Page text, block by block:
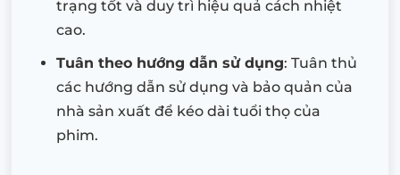
trạng tốt và duy trì hiệu quả cách nhiệt
cao.
Tuân theo hướng dẫn sử dụng: Tuân thủ
các hướng dẫn sử dụng và bảo quản của
nhà sản xuất để kéo dài tuổi thọ của
phim.